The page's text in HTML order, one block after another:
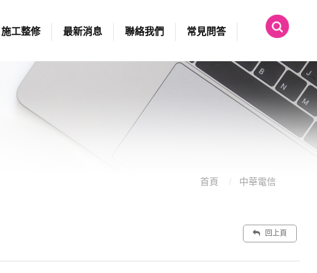
施工整修 最新消息 聯絡我們 常見問答
首頁 中華電信
回上頁